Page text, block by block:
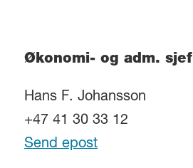
Økonomi- og adm. sjef
Hans F. Johansson
+47 41 30 33 12
Send epost